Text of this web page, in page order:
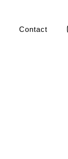
Contact